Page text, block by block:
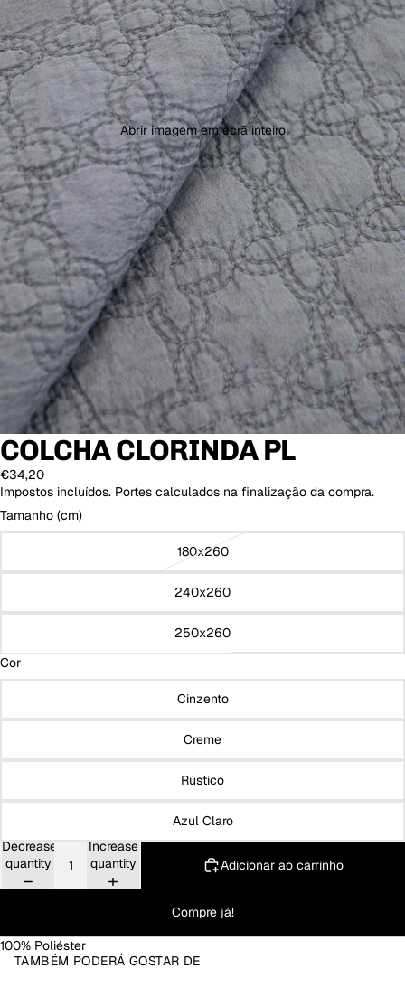
Abrir imagem em ecrã inteiro
COLCHA CLORINDA PL
€34,20
Impostos incluídos. Portes calculados na finalização da compra.
Tamanho (cm)
180x260
240x260
250x260
Cor
Cinzento
Creme
Rústico
Azul Claro
Decrease
quantity
Increase
quantity
Adicionar ao carrinho
Compre já!
100% Poliéster
TAMBÉM PODERÁ GOSTAR DE